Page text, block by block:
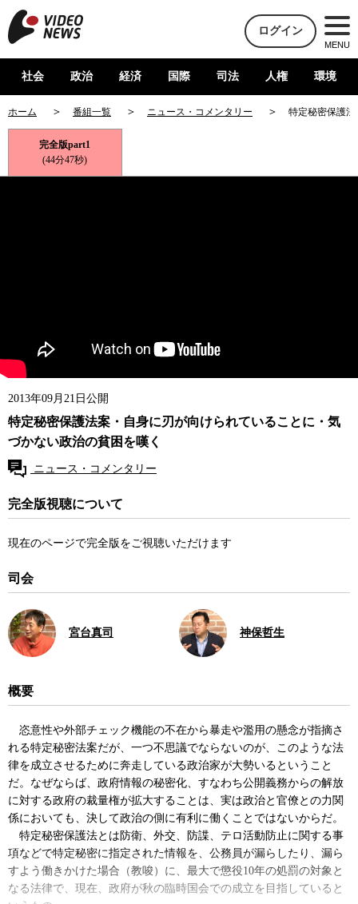
ログイン
MENU
社会 政治 経済 国際 司法 人権 環境
ホーム 番組一覧 ニュース・コメンタリー 特定秘密保護
完全版part1
(44分47秒)
2013年09月21日公開
特定秘密保護法案・自身に刃が向けられていることに・気
づかない政治の貧困を嘆く
ニュース・コメンタリー
完全版視聴について
現在のページで完全版をご視聴いただけます
司会
宮台真司 神保哲生
概要
恣意性や外部チェック機能の不在から暴走や濫用の懸念が指摘さ
れる特定秘密法案だが、一つ不思議でならないのが、このような法
律を成立させるために奔走している政治家が大勢いるということ
だ。なぜならば、政府情報の秘密化、すなわち公開義務からの解放
に対する政府の裁量権が拡大することは、実は政治と官僚との力関
係においても、決して政治の側に有利に働くことではないからだ。
特定秘密保護法とは防衛、外交、防諜、テロ活動防止に関する事
項などで特定秘密に指定された情報を、公務員が漏らしたり、漏ら
すよう働きかけた場合（教唆）に、最大で懲役10年の処罰の対象と
なる法律で、現在、政府が秋の臨時国会での成立を目指していると